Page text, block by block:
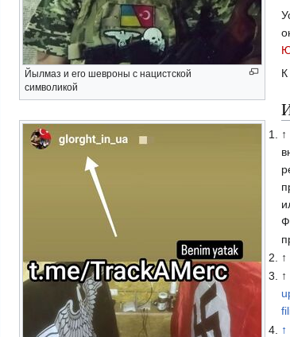
Йылмаз и его шевроны с нацистской
символикой
↑
↑
↑
↑